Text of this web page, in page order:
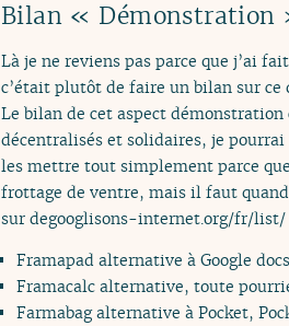
Bilan « Démonstration
Là je ne reviens pas parce que j’ai
c’était plutôt de faire un bilan sur ce
Le bilan de cet aspect
décentralisés et solidaires, je
les mettre tout simplement parce
frottage de ventre, mais il faut
sur degooglisons-internet.org/fr/list/
Framapad alternative à Google
Framacalc alternative, toute
Farmabag alternative à Pocket,